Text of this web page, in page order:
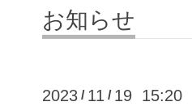
お知らせ
2023 / 11 / 19 15:20